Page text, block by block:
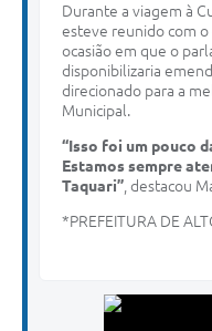
Durante a viagem à
esteve reunido com
ocasião em que o
disponibilizaria
direcionado para a
Municipal.
“Isso foi um pouco
Estamos sempre
Taquari” , destacou
*PREFEITURA DE